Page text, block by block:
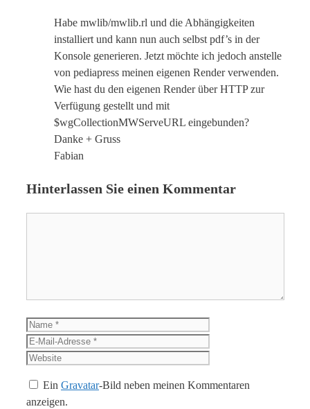
Habe mwlib/mwlib.rl und die Abhängigkeiten
installiert und kann nun auch selbst pdf’s in der
Konsole generieren. Jetzt möchte ich jedoch anstelle
von pediapress meinen eigenen Render verwenden.
Wie hast du den eigenen Render über HTTP zur
Verfügung gestellt und mit
$wgCollectionMWServeURL eingebunden?
Danke + Gruss
Fabian
Hinterlassen Sie einen Kommentar
Name
EinGravatar-Bild neben meinen Kommentaren
anzeigen.